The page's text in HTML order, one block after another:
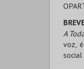
A
voz,
social